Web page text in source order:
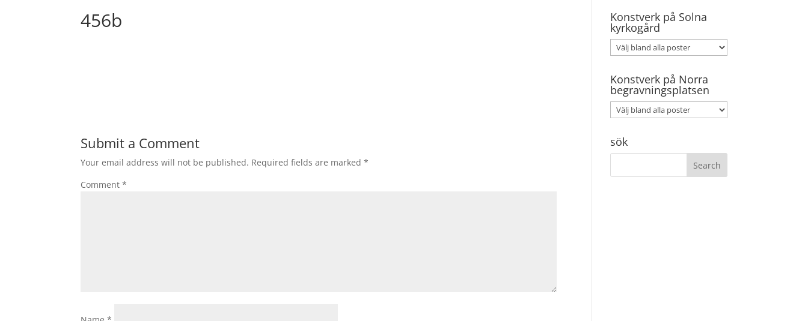
456b
Submit a Comment
Your email address will not be published. Required fields are marked*
Comment*
Konstverk på Solna
kyrkogård
Konstverk på Norra
begravningsplatsen
sök